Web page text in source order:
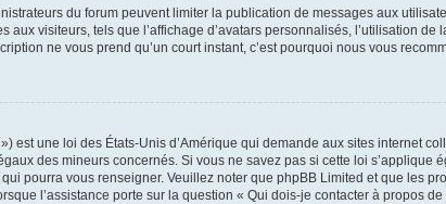
du forum peuvent limiter la publication de messages aux
visiteurs, tels que l’affichage d’avatars personnalisés, l’utilisation
ne vous prend qu’un court instant, c’est pourquoi nous vous
est une loi des États-Unis d’Amérique qui demande aux sites internet
des mineurs concernés. Si vous ne savez pas si cette loi s’applique
pourra vous renseigner. Veuillez noter que phpBB Limited et que les
l’assistance porte sur la question « Qui dois-je contacter à propos